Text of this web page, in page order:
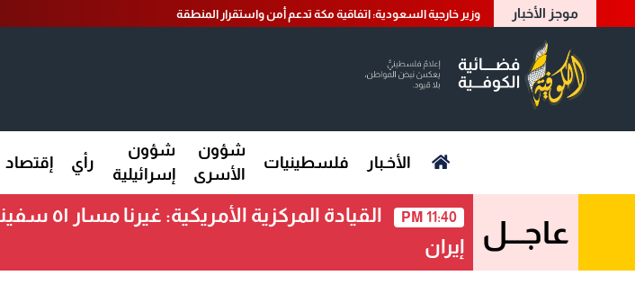
موجز الأخبار وزير خارجية السعودية: اتفاقية مكة تدعم أمن واستقرار المنطقة
الأخـبار فلسطينيات
شؤون
الأسرى
شؤون
إسرائيلية
رأي إقتصاد
عاجـــل 11:40 PM
القيادة
إيران